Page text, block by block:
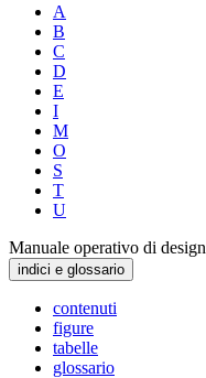
A
B
C
D
E
I
M
O
S
T
U
Manuale operativo di design
indici e glossario
contenuti
figure
tabelle
glossario